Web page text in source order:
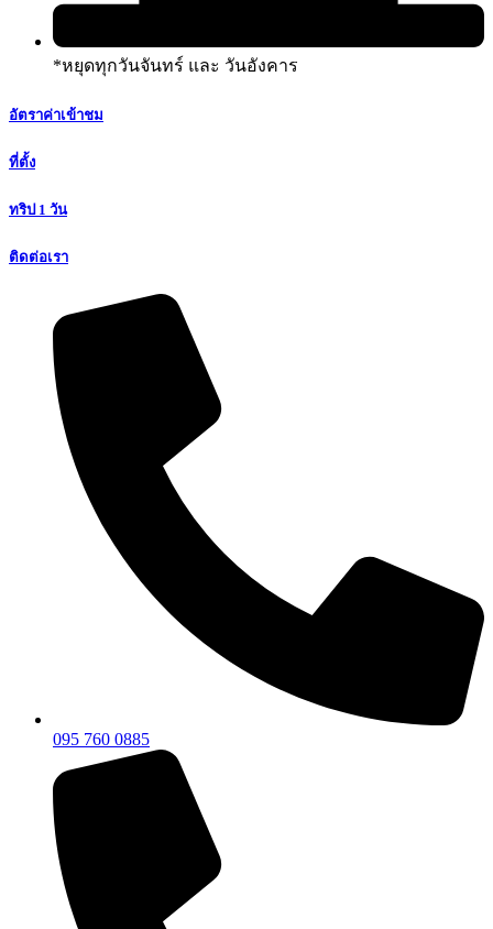
*หยุดทุกวันจันทร์ และ วันอังคาร
อัตราค่าเข้าชม
ที่ตั้ง
ทริป 1 วัน
ติดต่อเรา
095 760 0885